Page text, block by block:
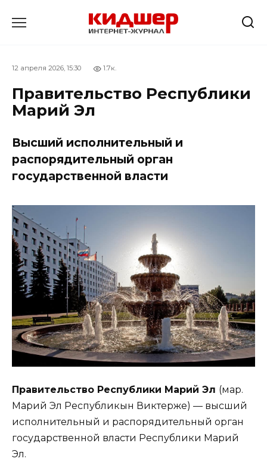
12 апреля 2026, 15:30 1.7к.
Правительство Республики
Марий Эл
Высший исполнительный и
распорядительный орган
государственной власти
Правительство Республики Марий Эл (мар.
Марий Эл Республикын Виктерже) — высший
исполнительный и распорядительный орган
государственной власти Республики Марий
Эл.